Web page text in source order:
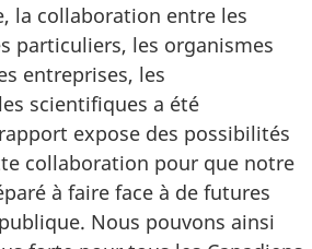
la collaboration entre les
particuliers, les organismes
entreprises, les
scientifiques a été
expose des possibilités
collaboration pour que notre
à faire face à de futures
Nous pouvons ainsi